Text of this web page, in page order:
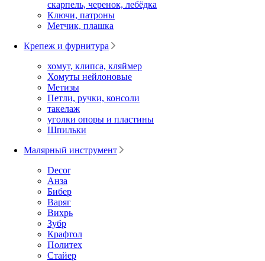
скарпель, черенок, лебёдка
Ключи, патроны
Метчик, плашка
Крепеж и фурнитура
хомут, клипса, кляймер
Хомуты нейлоновые
Метизы
Петли, ручки, консоли
такелаж
уголки опоры и пластины
Шпильки
Малярный инструмент
Decor
Анза
Бибер
Варяг
Вихрь
Зубр
Крафтол
Политех
Стайер